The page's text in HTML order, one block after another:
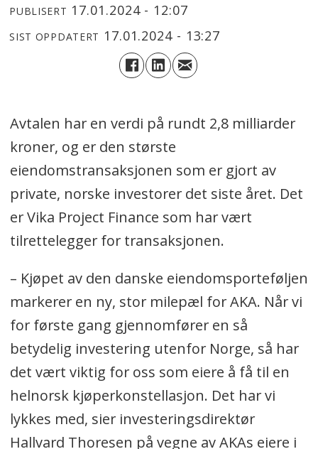
PUBLISERT 17.01.2024 - 12:07
SIST OPPDATERT 17.01.2024 - 13:27
Avtalen har en verdi på rundt 2,8 milliarder
kroner, og er den største
eiendomstransaksjonen som er gjort av
private, norske investorer det siste året. Det
er Vika Project Finance som har vært
tilrettelegger for transaksjonen.
– Kjøpet av den danske eiendomsporteføljen
markerer en ny, stor milepæl for AKA. Når vi
for første gang gjennomfører en så
betydelig investering utenfor Norge, så har
det vært viktig for oss som eiere å få til en
helnorsk kjøperkonstellasjon. Det har vi
lykkes med, sier investeringsdirektør
Hallvard Thoresen på vegne av AKAs eiere i